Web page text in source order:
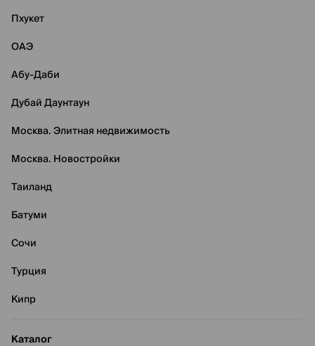
Каталог
Пхукет
ОАЭ
Абу-Даби
Дубай Даунтаун
Москва. Элитная недвижимость
Москва. Новостройки
Таиланд
Батуми
Сочи
Турция
Кипр